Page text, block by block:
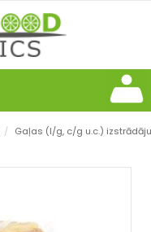
/ Gaļas (l/g, c/g u.c.)